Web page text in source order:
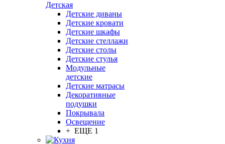
Детская
Детские диваны
Детские кровати
Детские шкафы
Детские стеллажи
Детские столы
Детские стулья
Модульные
детские
Детские матрасы
Декоративные
подушки
Покрывала
Освещение
+ ЕЩЕ 1